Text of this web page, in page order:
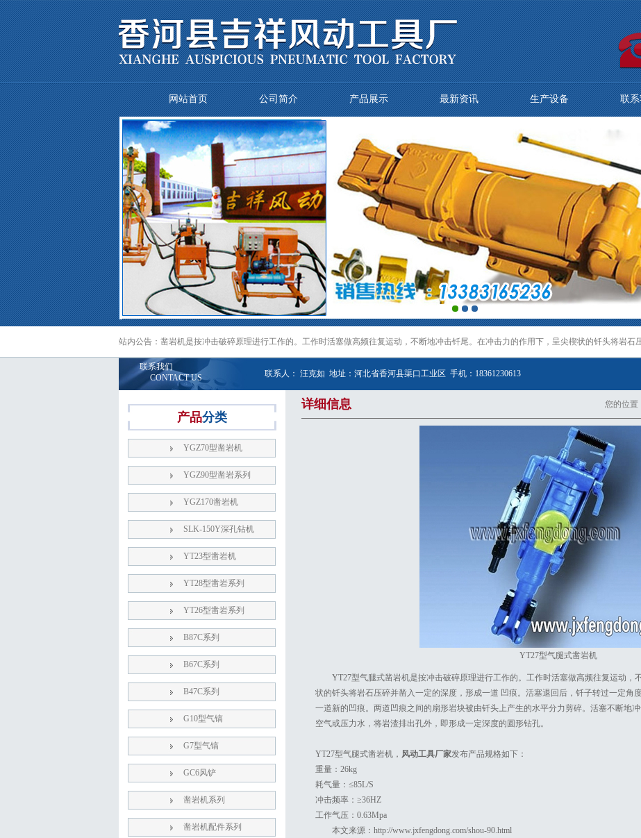
网站首页 公司简介 产品展示 最新资讯 生产设备 联
站内公告：凿岩机是按冲击破碎原理进行工作的。工作时活塞做高频往复运动，不断地冲击钎尾。在冲击力的作用下，呈尖楔状的钎头将岩石
联系我们
CONTACT US
联系人： 汪克如 地址：河北省香河县渠口工业区 手机：18361230613
详细信息 您的位置
YT27型气腿式凿岩机
YT27型气腿式凿岩机是按冲击破碎原理进行工作的。工作时活塞做高频往复运动，
状的钎头将岩石压碎并凿入一定的深度，形成一道 凹痕。活塞退回后，钎子转过一定角
一道新的凹痕。两道凹痕之间的扇形岩块被由钎头上产生的水平分力剪碎。活塞不断地
空气或压力水，将岩渣排出孔外，即形成一定深度的圆形钻孔。
YT27型气腿式凿岩机， 风动工具厂家发布产品规格如下：
重量：26kg
耗气量：≤85L/S
冲击频率：≥36HZ
工作气压：0.63Mpa
本文来源： http://www.jxfengdong.com/shou-90.html
产品分类
YGZ70型凿岩机
YGZ90型凿岩系列
YGZ170凿岩机
SLK-150Y深孔钻机
YT23型凿岩机
YT28型凿岩系列
YT26型凿岩系列
B87C系列
B67C系列
B47C系列
G10型气镐
G7型气镐
GC6风铲
凿岩机系列
凿岩机配件系列